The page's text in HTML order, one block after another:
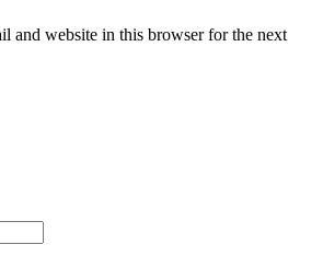
and website in this browser for the next